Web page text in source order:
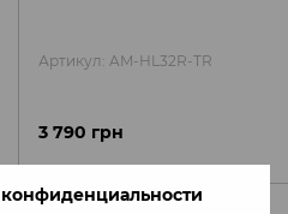
Артикул: AM-HL32R-TR
3 790 грн